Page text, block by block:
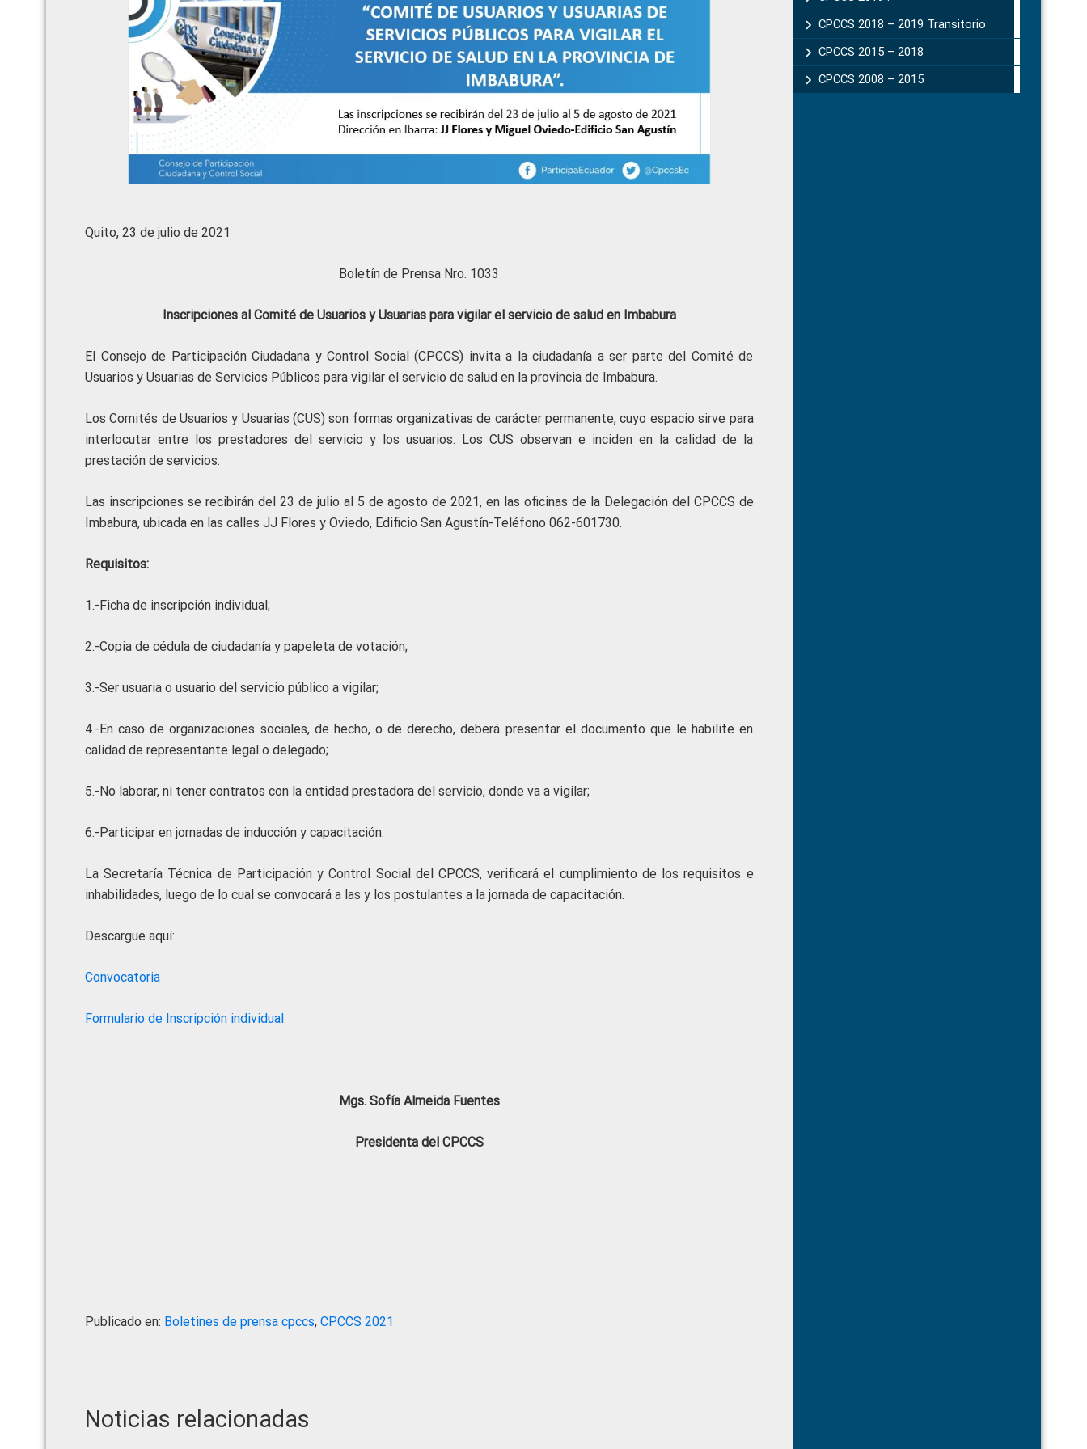
Quito, 23 de julio de 2021
Boletín de Prensa Nro. 1033
Inscripciones al Comité de Usuarios y Usuarias para vigilar el servicio de salud en Imbabura
El Consejo de Participación Ciudadana y Control Social (CPCCS) invita a la ciudadanía a ser parte del Comité de
Usuarios y Usuarias de Servicios Públicos para vigilar el servicio de salud en la provincia de Imbabura.
Los Comités de Usuarios y Usuarias (CUS) son formas organizativas de carácter permanente, cuyo espacio sirve para
interlocutar entre los prestadores del servicio y los usuarios. Los CUS observan e inciden en la calidad de la
prestación de servicios.
Las inscripciones se recibirán del 23 de julio al 5 de agosto de 2021, en las oficinas de la Delegación del CPCCS de
Imbabura, ubicada en las calles JJ Flores y Oviedo, Edificio San Agustín-Teléfono 062-601730.
Requisitos:
1.-Ficha de inscripción individual;
2.-Copia de cédula de ciudadanía y papeleta de votación;
3.-Ser usuaria o usuario del servicio público a vigilar;
4.-En caso de organizaciones sociales, de hecho, o de derecho, deberá presentar el documento que le habilite en
calidad de representante legal o delegado;
5.-No laborar, ni tener contratos con la entidad prestadora del servicio, donde va a vigilar;
6.-Participar en jornadas de inducción y capacitación.
La Secretaría Técnica de Participación y Control Social del CPCCS, verificará el cumplimiento de los requisitos e
inhabilidades, luego de lo cual se convocará a las y los postulantes a la jornada de capacitación.
Descargue aquí:
Convocatoria
Formulario de Inscripción individual
Mgs. Sofía Almeida Fuentes
Presidenta del CPCCS
Publicado en: Boletines de prensa cpccs, CPCCS 2021
Noticias relacionadas
CPCCS 2018 – 2019 Transitorio
CPCCS 2015 – 2018
CPCCS 2008 – 2015